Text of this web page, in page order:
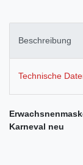
Beschreibung
Technische
Karneval neu